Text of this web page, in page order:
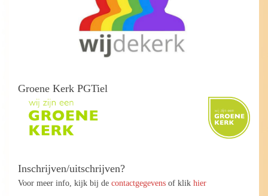
Groene Kerk PGTiel
Inschrijven/uitschrijven?
Voor meer info, kijk bij de contactgegevens of klik hier